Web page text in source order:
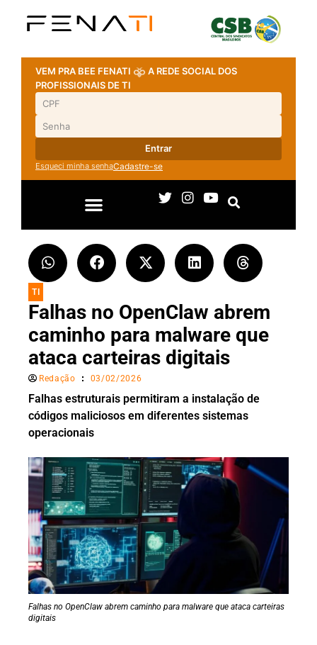
VEM PRA BEE FENATI
A REDE SOCIAL DOS
PROFISSIONAIS DE TI
Entrar
Esqueci minha senhaCadastre-se
TI
Falhas no OpenClaw abrem
caminho para malware que
ataca carteiras digitais
Redação 03/02/2026
Falhas estruturais permitiram a instalação de
códigos maliciosos em diferentes sistemas
operacionais
Falhas no OpenClaw abrem caminho para malware que ataca carteiras
digitais